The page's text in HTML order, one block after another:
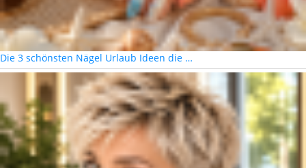
Die 3 schönsten Nägel Urlaub Ideen die …